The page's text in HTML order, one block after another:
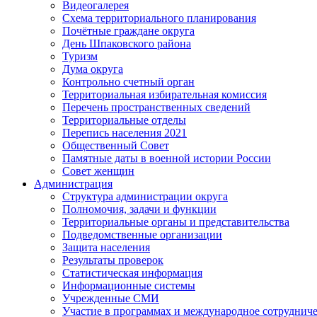
Видеогалерея
Схема территориального планирования
Почётные граждане округа
День Шпаковского района
Туризм
Дума округа
Контрольно счетный орган
Территориальная избирательная комиссия
Перечень пространственных сведений
Территориальные отделы
Перепись населения 2021
Общественный Совет
Памятные даты в военной истории России
Совет женщин
Администрация
Структура администрации округа
Полномочия, задачи и функции
Территориальные органы и представительства
Подведомственные организации
Защита населения
Результаты проверок
Статистическая информация
Информационные системы
Учрежденные СМИ
Участие в программах и международное